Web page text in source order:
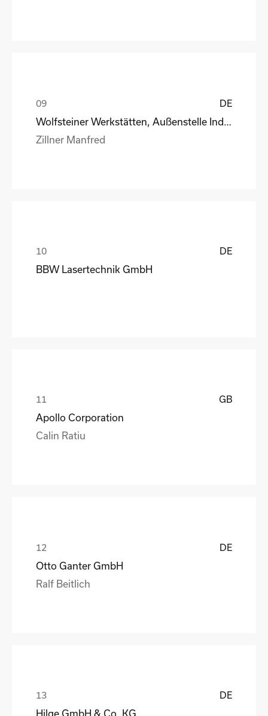
DE
Zillner Manfred
DE
BBW Lasertechnik GmbH
GB
Apollo Corporation
Calin Ratiu
DE
Otto Ganter GmbH
Ralf Beitlich
DE
Hilge GmbH & Co. KG